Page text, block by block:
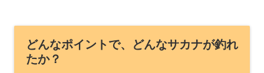
どんなポイントで、どんなサカナが釣れ
たか？